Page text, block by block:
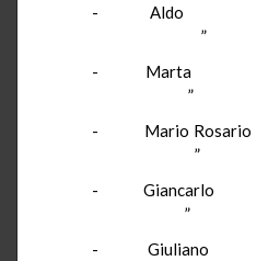
- Aldo
”
- Marta
”
- Mario
”
- Giancarlo
”
- Giuliano